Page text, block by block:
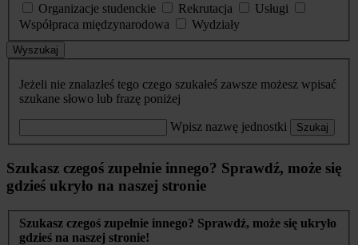
Organizacje studenckie
Rekrutacja
Usługi
Współpraca międzynarodowa
Wydziały
Wyszukaj
Jeżeli nie znalazłeś tego czego szukałeś zawsze możesz wpisać
szukane słowo lub frazę poniżej
Wpisz nazwę jednostki Szukaj
Szukasz czegoś zupełnie innego? Sprawdź, może się
gdzieś ukryło na naszej stronie
Szukasz czegoś zupełnie innego? Sprawdź, może się ukryło
gdzieś na naszej stronie!